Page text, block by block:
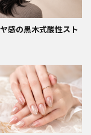
感の黒木式酸性スト